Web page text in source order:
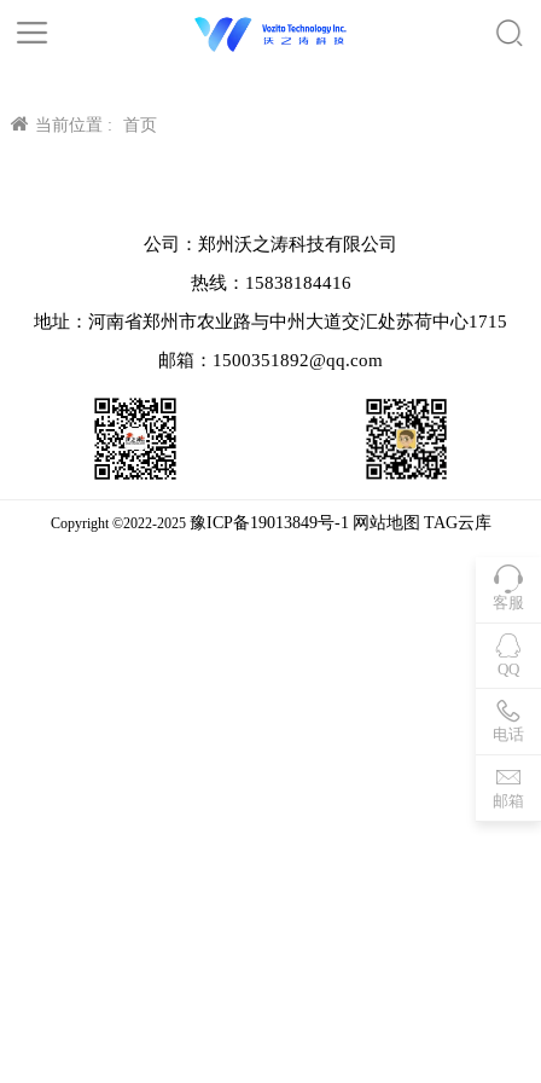
当前位置 : 首页
客服
QQ
电话
邮箱
公司：郑州沃之涛科技有限公司
热线：15838184416
地址：河南省郑州市农业路与中州大道交汇处苏荷中心1715
邮箱：1500351892@qq.com
Copyright ©2022-2025 豫ICP备19013849号-1 网站地图 TAG云库